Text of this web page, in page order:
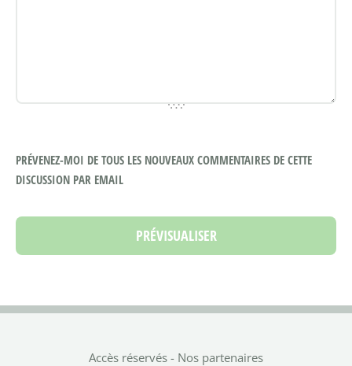
PRÉVENEZ-MOI DE TOUS LES NOUVEAUX COMMENTAIRES DE CETTE
DISCUSSION PAR EMAIL
Accès réservés - Nos partenaires